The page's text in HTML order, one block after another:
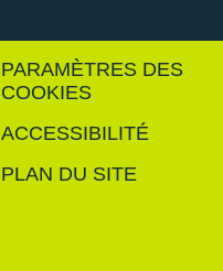
PARAMÈTRES DES
COOKIES
ACCESSIBILITÉ
PLAN DU SITE